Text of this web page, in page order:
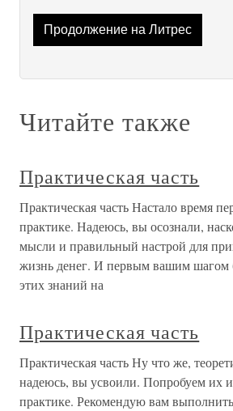
Продолжение на Литрес
Читайте также
Практическая часть
Практическая часть Настало время
практике. Надеюсь, вы осознали,
мысли и правильный настрой для
жизнь денег. И первым вашим шагом
этих знаний на
Практическая часть
Практическая часть Ну что же,
надеюсь, вы усвоили. Попробуем их
практике. Рекомендую вам